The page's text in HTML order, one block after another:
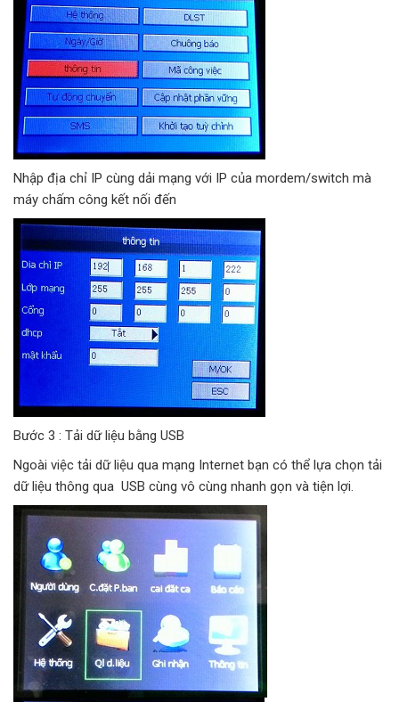
Nhập địa chỉ IP cùng dải mạng với IP của mordem/switch mà
máy chấm công kết nối đến
Bước 3 : Tải dữ liệu bằng USB
Ngoài việc tải dữ liệu qua mạng Internet bạn có thể lựa chọn tải
dữ liệu thông qua USB cùng vô cùng nhanh gọn và tiện lợi.